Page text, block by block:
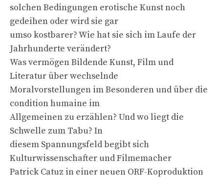
solchen Bedingungen erotische Kunst noch
gedeihen oder wird sie gar
umso kostbarer? Wie hat sie sich im Laufe der
Jahrhunderte verändert?
Was vermögen Bildende Kunst, Film und
Literatur über wechselnde
Moralvorstellungen im Besonderen und über die
condition humaine im
Allgemeinen zu erzählen? Und wo liegt die
Schwelle zum Tabu? In
diesem Spannungsfeld begibt sich
Kulturwissenschafter und Filmemacher
Patrick Catuz in einer neuen ORF-Koproduktion